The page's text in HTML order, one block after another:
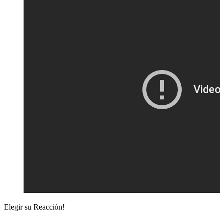
Elegir su Reacción!